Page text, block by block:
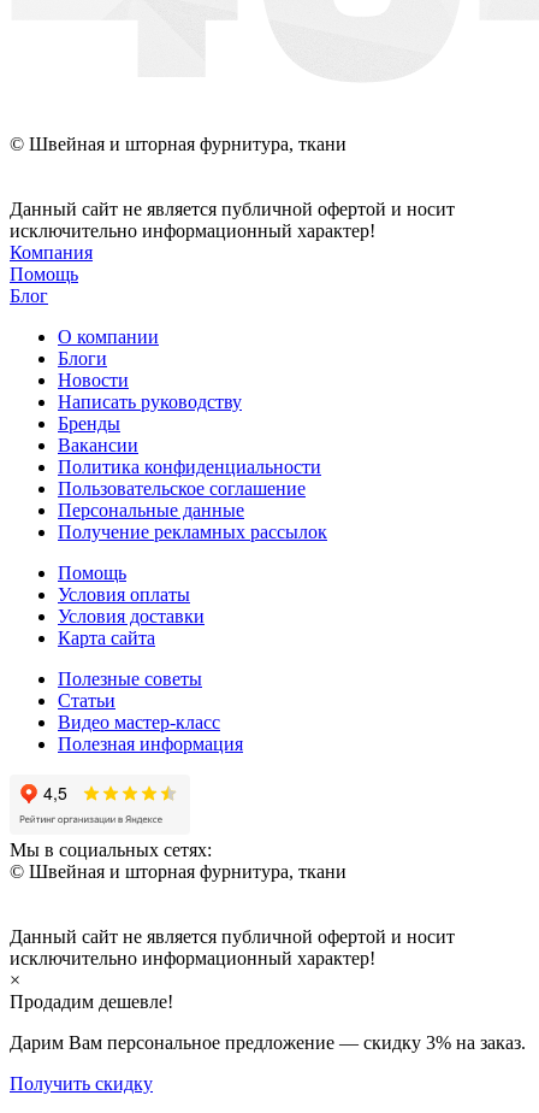
© Швейная и шторная фурнитура, ткани
Данный сайт не является публичной офертой и носит
исключительно информационный характер!
Компания
Помощь
Блог
О компании
Блоги
Новости
Написать руководству
Бренды
Вакансии
Политика конфиденциальности
Пользовательское соглашение
Персональные данные
Получение рекламных рассылок
Помощь
Условия оплаты
Условия доставки
Карта сайта
Полезные советы
Статьи
Видео мастер-класс
Полезная информация
Мы в социальных сетях:
© Швейная и шторная фурнитура, ткани
Данный сайт не является публичной офертой и носит
исключительно информационный характер!
×
Продадим дешевле!
Дарим Вам персональное предложение — скидку 3% на заказ.
Получить скидку